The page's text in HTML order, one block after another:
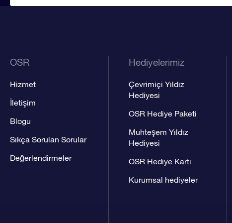
OSR
Hizmet
İletişim
Blogu
Sıkça Sorulan Sorular
Değerlendirmeler
Hediyelerimiz
Çevrimiçi Yıldız
Hediyesi
OSR Hediye Paketi
Muhteşem Yıldız
Hediyesi
OSR Hediye Kartı
Kurumsal hediyeler